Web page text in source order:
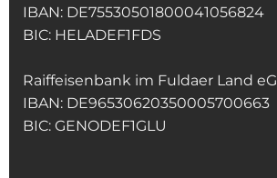
IBAN: DE75530501800041056824
BIC: HELADEF1FDS
Raiffeisenbank im Fuldaer Land eG
IBAN: DE96530620350005700663
BIC: GENODEF1GLU